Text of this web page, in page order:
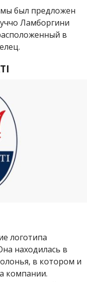
был предложен
Ламборгини
в
логотипа
находилась в
в котором и
компании.